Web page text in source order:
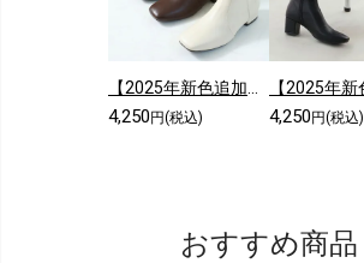
4,250円(税込) 4,250円(税込)
おすすめ商品